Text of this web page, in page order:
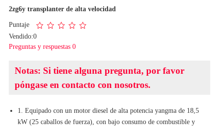
2zg6y transplanter de alta velocidad
Puntaje
Vendido:0
Preguntas y respuestas 0
Notas: Si tiene alguna pregunta, por favor
póngase en contacto con nosotros.
1. Equipado con un motor diesel de alta potencia yangma de 18,5
kW (25 caballos de fuerza), con bajo consumo de combustible y